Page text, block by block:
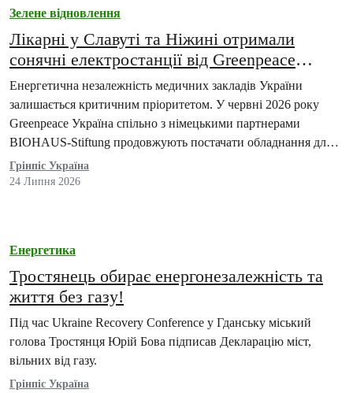
Зелене відновлення
Лікарні у Славуті та Ніжині отримали
сонячні електростанції від Greenpeace
Україна
Енергетична незалежність медичних закладів України
залишається критичним пріоритетом. У червні 2026 року
Greenpeace Україна спільно з німецькими партнерами
BIOHAUS-Stiftung продовжують постачати обладнання для
сонячних електростанцій, розширюючи географію допомоги
в межах…
Грінпіс Україна
24 Липня 2026
Енергетика
Тростянець обирає енергонезалежність та
життя без газу!
Під час Ukraine Recovery Conference у Гданську міський
голова Тростянця Юрій Бова підписав Декларацію міст,
вільних від газу.
Грінпіс Україна